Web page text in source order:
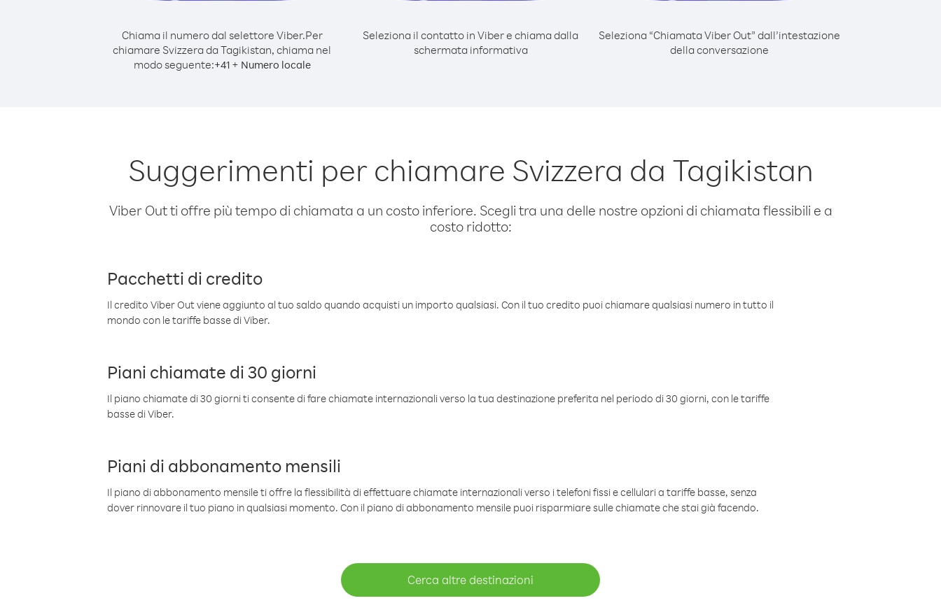
Chiama il numero dal selettore Viber.Per
chiamare Svizzera da Tagikistan, chiama nel
modo seguente:+41+ Numero locale
Seleziona il contatto in Viber e chiama dalla
schermata informativa
Seleziona “Chiamata Viber Out” dall’intestazione
della conversazione
Suggerimenti per chiamare Svizzera da Tagikistan
Viber Out ti offre più tempo di chiamata a un costo inferiore. Scegli tra una delle nostre opzioni di chiamata flessibili e a
costo ridotto:
Pacchetti di credito
Il credito Viber Out viene aggiunto al tuo saldo quando acquisti un importo qualsiasi. Con il tuo credito puoi chiamare qualsiasi numero in tutto il
mondo con le tariffe basse di Viber.
Piani chiamate di 30 giorni
Il piano chiamate di 30 giorni ti consente di fare chiamate internazionali verso la tua destinazione preferita nel periodo di 30 giorni, con le tariffe
basse di Viber.
Piani di abbonamento mensili
Il piano di abbonamento mensile ti offre la flessibilità di effettuare chiamate internazionali verso i telefoni fissi e cellulari a tariffe basse, senza
dover rinnovare il tuo piano in qualsiasi momento. Con il piano di abbonamento mensile puoi risparmiare sulle chiamate che stai già facendo.
Cerca altre destinazioni